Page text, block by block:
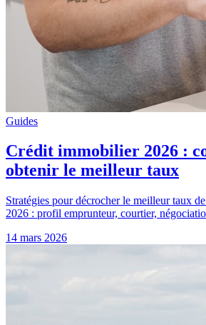
Guides
Crédit immobilier 2026 :
obtenir le meilleur taux
Stratégies pour décrocher le meilleur taux
2026 : profil emprunteur, courtier,
14 mars 2026